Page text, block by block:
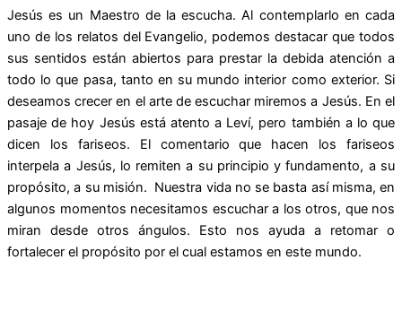
Jesús es un Maestro de la escucha. Al contemplarlo en cada
uno de los relatos del Evangelio, podemos destacar que todos
sus sentidos están abiertos para prestar la debida atención a
todo lo que pasa, tanto en su mundo interior como exterior. Si
deseamos crecer en el arte de escuchar miremos a Jesús. En el
pasaje de hoy Jesús está atento a Leví, pero también a lo que
dicen los fariseos. El comentario que hacen los fariseos
interpela a Jesús, lo remiten a su principio y fundamento, a su
propósito, a su misión. Nuestra vida no se basta así misma, en
algunos momentos necesitamos escuchar a los otros, que nos
miran desde otros ángulos. Esto nos ayuda a retomar o
fortalecer el propósito por el cual estamos en este mundo.